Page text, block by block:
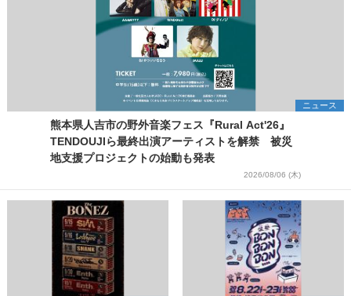
ニュース
熊本県人吉市の野外音楽フェス『Rural Act'26』
TENDOUJIら最終出演アーティストを解禁 被災
地支援プロジェクトの始動も発表
2026/08/06 (木)